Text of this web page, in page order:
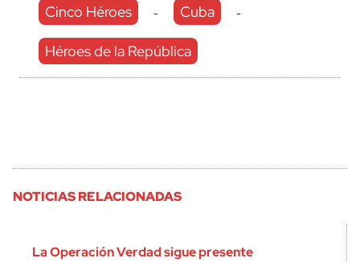
Cinco Héroes - Cuba -
Héroes de la República
NOTICIAS RELACIONADAS
La Operación Verdad sigue presente